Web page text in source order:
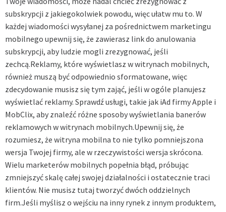
subskrypcji z jakiegokolwiek powodu, więc ułatw mu to. W
każdej wiadomości wysyłanej za pośrednictwem marketingu
mobilnego upewnij się, że zawierasz link do anulowania
subskrypcji, aby ludzie mogli zrezygnować, jeśli
zechcą.Reklamy, które wyświetlasz w witrynach mobilnych,
również muszą być odpowiednio sformatowane, więc
zdecydowanie musisz się tym zająć, jeśli w ogóle planujesz
wyświetlać reklamy. Sprawdź usługi, takie jak iAd firmy Apple i
MobClix, aby znaleźć różne sposoby wyświetlania banerów
reklamowych w witrynach mobilnych.Upewnij się, że
rozumiesz, że witryna mobilna to nie tylko pomniejszona
wersja Twojej firmy, ale w rzeczywistości wersja skrócona.
Wielu marketerów mobilnych popełnia błąd, próbując
zmniejszyć skalę całej swojej działalności i ostatecznie traci
klientów. Nie musisz tutaj tworzyć dwóch oddzielnych
firm.Jeśli myślisz o wejściu na inny rynek z innym produktem,